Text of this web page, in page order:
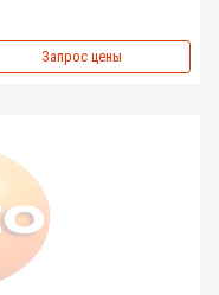
Запрос цены